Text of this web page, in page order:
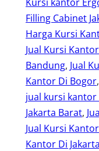
Filling Cabinet
Harga Kursi
Jual Kursi
Bandung, Jual
Kantor Di Bogor,
jual kursi
Jakarta Barat,
Jual Kursi
Kantor Di